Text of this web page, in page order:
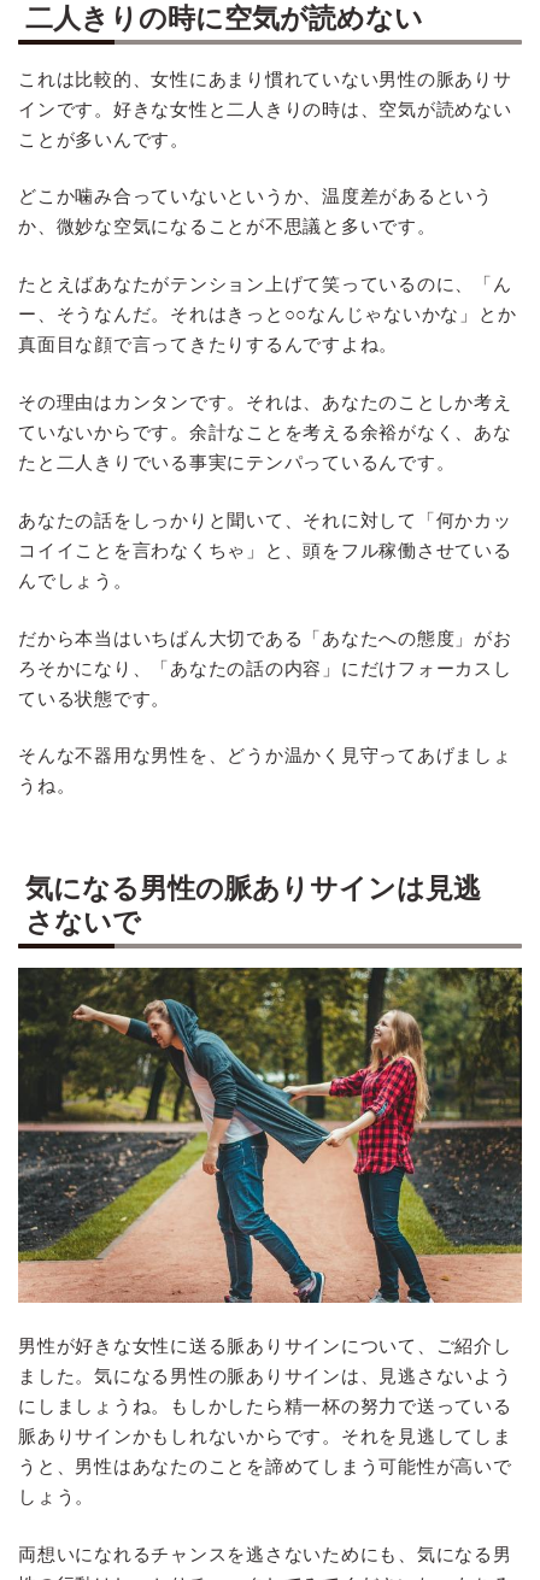
二人きりの時に空気が読めない
これは比較的、女性にあまり慣れていない男性の脈ありサ
インです。好きな女性と二人きりの時は、空気が読めない
ことが多いんです。
どこか噛み合っていないというか、温度差があるという
か、微妙な空気になることが不思議と多いです。
たとえばあなたがテンション上げて笑っているのに、「ん
ー、そうなんだ。それはきっと○○なんじゃないかな」とか
真面目な顔で言ってきたりするんですよね。
その理由はカンタンです。それは、あなたのことしか考え
ていないからです。余計なことを考える余裕がなく、あな
たと二人きりでいる事実にテンパっているんです。
あなたの話をしっかりと聞いて、それに対して「何かカッ
コイイことを言わなくちゃ」と、頭をフル稼働させている
んでしょう。
だから本当はいちばん大切である「あなたへの態度」がお
ろそかになり、「あなたの話の内容」にだけフォーカスし
ている状態です。
そんな不器用な男性を、どうか温かく見守ってあげましょ
うね。
気になる男性の脈ありサインは見逃
さないで
男性が好きな女性に送る脈ありサインについて、ご紹介し
ました。気になる男性の脈ありサインは、見逃さないよう
にしましょうね。もしかしたら精一杯の努力で送っている
脈ありサインかもしれないからです。それを見逃してしま
うと、男性はあなたのことを諦めてしまう可能性が高いで
しょう。
両想いになれるチャンスを逃さないためにも、気になる男